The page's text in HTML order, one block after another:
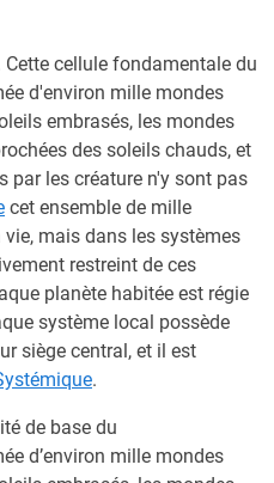
Cette cellule fondamentale du
d'environ mille mondes
embrasés, les mondes
des soleils chauds, et
par les créature n'y sont pas
cet ensemble de mille
mais dans les systèmes
restreint de ces
planète habitée est régie
système local possède
siège central, et il est
.
de base du
d’environ mille mondes